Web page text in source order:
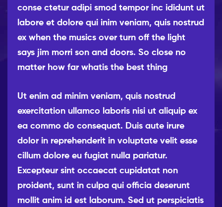
conse ctetur adipi smod tempor inc ididunt ut
labore et dolore qui inim veniam, quis nostrud
ex when the musics over turn off the light
says jim morri son and doors. So close no
matter how far whatis the best thing
Ut enim ad minim veniam, quis nostrud
exercitation ullamco laboris nisi ut aliquip ex
ea commo do consequat. Duis aute irure
dolor in reprehenderit in voluptate velit esse
cillum dolore eu fugiat nulla pariatur.
Excepteur sint occaecat cupidatat non
proident, sunt in culpa qui officia deserunt
mollit anim id est laborum. Sed ut perspiciatis